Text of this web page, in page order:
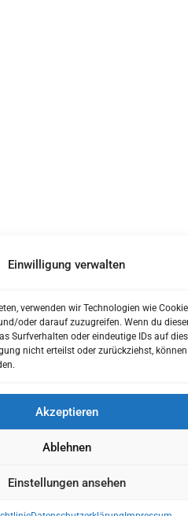
Einwilligung verwalten
verwenden wir Technologien wie
oder darauf zuzugreifen. Wenn du
Surfverhalten oder eindeutige IDs auf
nicht erteilst oder zurückziehst,
Akzeptieren
Ablehnen
Einstellungen ansehen